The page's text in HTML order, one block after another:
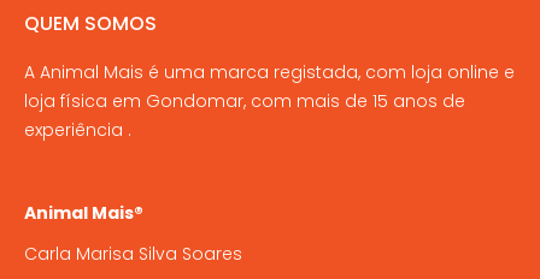
page
be
chosen
QUEM SOMOS
A Animal Mais é uma marca registada, com loja online e
loja física em Gondomar, com mais de 15 anos de
experiência .
Animal Mais®
Carla Marisa Silva Soares